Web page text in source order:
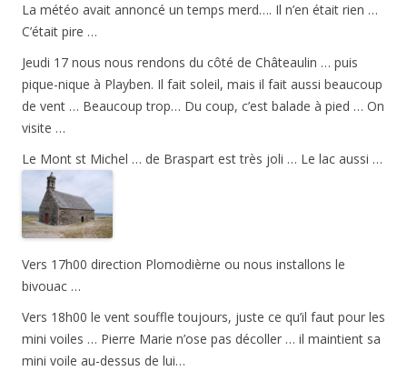
La météo avait annoncé un temps merd…. Il n’en était rien …
C’était pire …
Jeudi 17 nous nous rendons du côté de Châteaulin … puis
pique-nique à Playben. Il fait soleil, mais il fait aussi beaucoup
de vent … Beaucoup trop… Du coup, c’est balade à pied … On
visite …
Le Mont st Michel … de Braspart est très joli … Le lac aussi …
Vers 17h00 direction Plomodièrne ou nous installons le
bivouac …
Vers 18h00 le vent souffle toujours, juste ce qu’il faut pour les
mini voiles … Pierre Marie n’ose pas décoller … il maintient sa
mini voile au-dessus de lui…